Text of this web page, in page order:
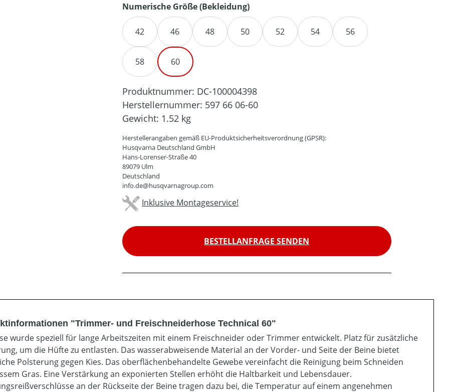
Numerische Größe (Bekleidung)auswählen
42 46 48 50 52 54 56
58 60
Produktnummer: DC-100004398
Herstellernummer: 597 66 06-60
Gewicht: 1.52 kg
Herstellerangaben gemäß EU-Produktsicherheitsverordnung (GPSR):
Husqvarna Deutschland GmbH
Hans-Lorenser-Straße 40
89079 Ulm
Deutschland
info.de@husqvarnagroup.com
Inklusive Montageservice!
BESTELLANFRAGE SENDEN
"Trimmer- und Freischneiderhose Technical 60"
wurde speziell für lange Arbeitszeiten mit einem Freischneider oder Trimmer entwickelt. Platz für zusätzliche
um die Hüfte zu entlasten. Das wasserabweisende Material an der Vorder- und Seite der Beine bietet
Polsterung gegen Kies. Das oberflächenbehandelte Gewebe vereinfacht die Reinigung beim Schneiden
Gras. Eine Verstärkung an exponierten Stellen erhöht die Haltbarkeit und Lebensdauer.
an der Rückseite der Beine tragen dazu bei, die Temperatur auf einem angenehmen